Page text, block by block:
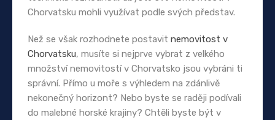
Chorvatsku mohli využívat podle svých představ.
Než se však rozhodnete postavit nemovitost v
Chorvatsku, musíte si nejprve vybrat z velkého
množství nemovitostí v Chorvatsko jsou vybráni ti
správní. Přímo u moře s výhledem na zdánlivě
nekonečný horizont? Nebo byste se raději podívali
do malebné horské krajiny? Chtěli byste být v